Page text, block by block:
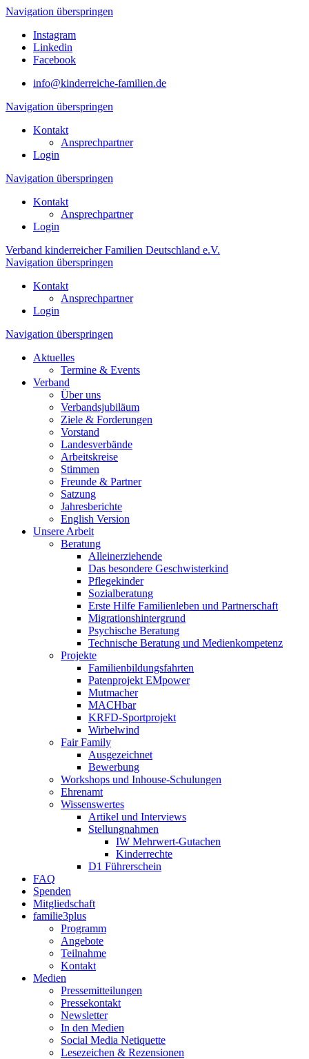
Navigation überspringen
Instagram
Linkedin
Facebook
info@kinderreiche-familien.de
Navigation überspringen
Kontakt
Ansprechpartner
Login
Navigation überspringen
Kontakt
Ansprechpartner
Login
Verband kinderreicher Familien Deutschland e.V.
Navigation überspringen
Kontakt
Ansprechpartner
Login
Navigation überspringen
Aktuelles
Termine & Events
Verband
Über uns
Verbandsjubiläum
Ziele & Forderungen
Vorstand
Landesverbände
Arbeitskreise
Stimmen
Freunde & Partner
Satzung
Jahresberichte
English Version
Unsere Arbeit
Beratung
Alleinerziehende
Das besondere Geschwisterkind
Pflegekinder
Sozialberatung
Erste Hilfe Familienleben und Partnerschaft
Migrationshintergrund
Psychische Beratung
Technische Beratung und Medienkompetenz
Projekte
Familienbildungsfahrten
Patenprojekt EMpower
Mutmacher
MACHbar
KRFD-Sportprojekt
Wirbelwind
Fair Family
Ausgezeichnet
Bewerbung
Workshops und Inhouse-Schulungen
Ehrenamt
Wissenswertes
Artikel und Interviews
Stellungnahmen
IW Mehrwert-Gutachen
Kinderrechte
D1 Führerschein
FAQ
Spenden
Mitgliedschaft
familie3plus
Programm
Angebote
Teilnahme
Kontakt
Medien
Pressemitteilungen
Pressekontakt
Newsletter
In den Medien
Social Media Netiquette
Lesezeichen & Rezensionen